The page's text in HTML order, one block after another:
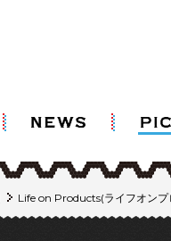
Life on Products(ライフオンプ